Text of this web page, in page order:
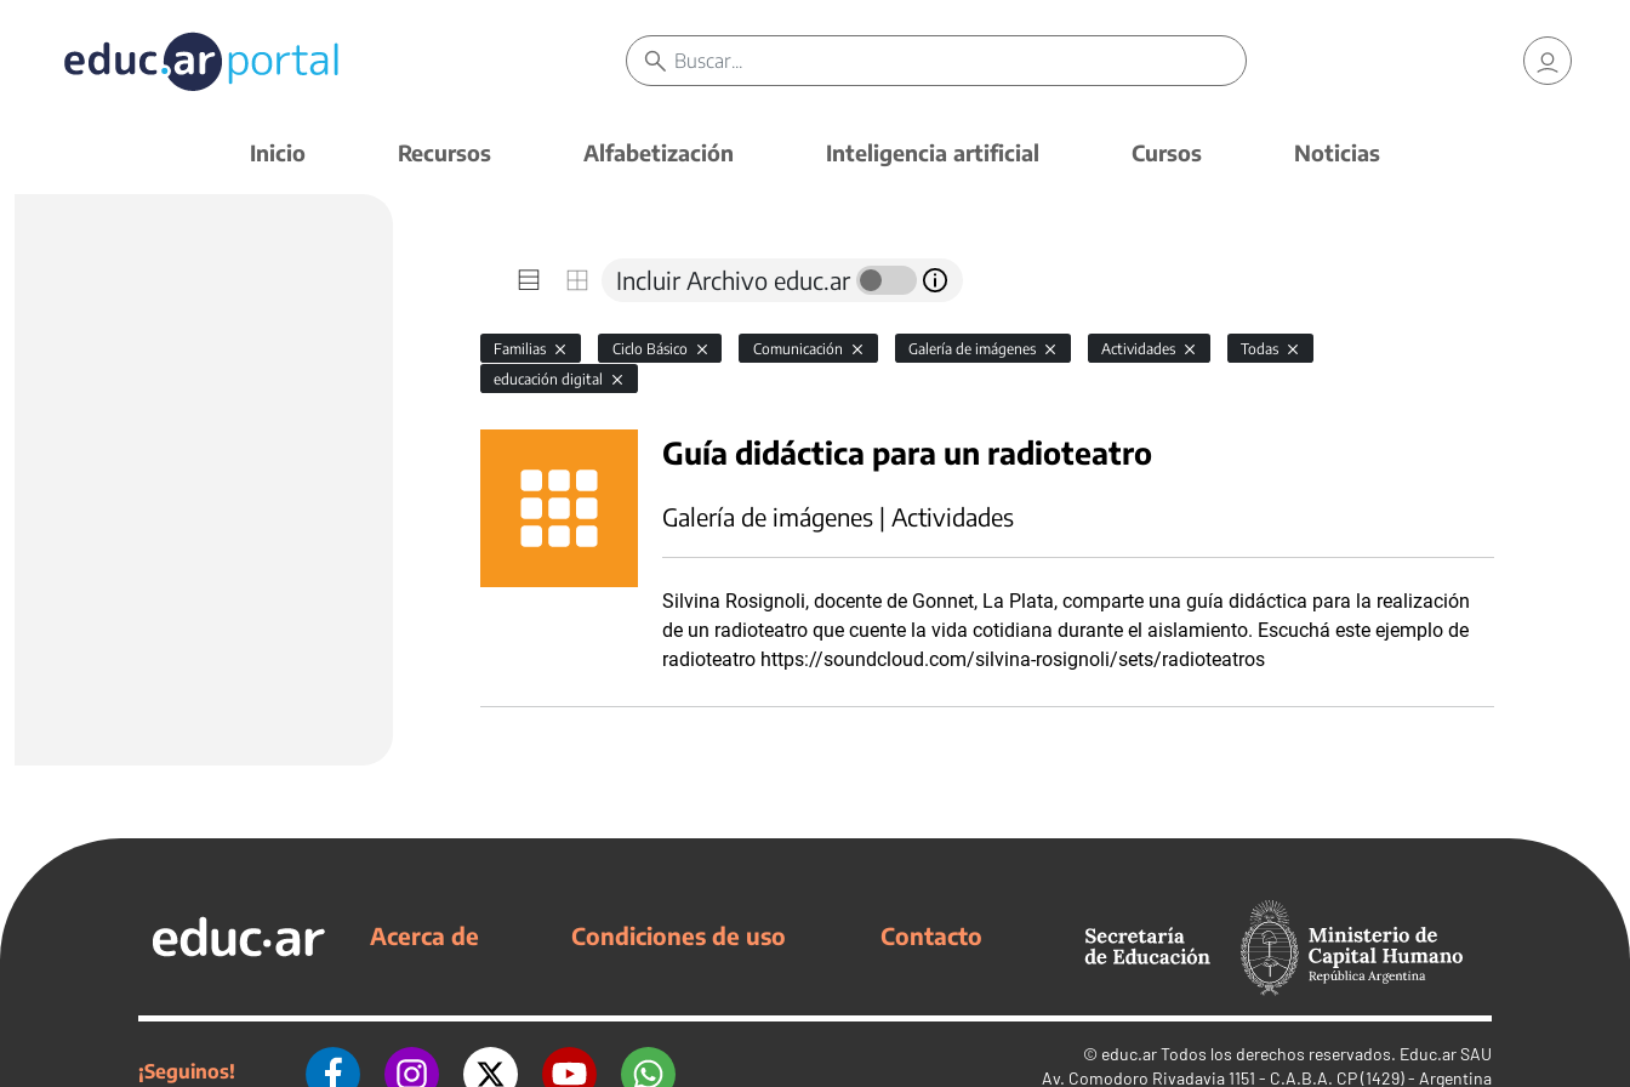
Inicio Recursos Alfabetización Inteligencia artificial Cursos Noticias
Incluir Archivo educ.ar
Familias Ciclo Básico Comunicación Galería de imágenes Actividades
Todas
educación digital
Guía didáctica para un radioteatro
Galería de imágenes | Actividades
Silvina Rosignoli, docente de Gonnet, La Plata, comparte una guía didáctica para la realización
de un radioteatro que cuente la vida cotidiana durante el aislamiento. Escuchá este ejemplo de
radioteatro https://soundcloud.com/silvina-rosignoli/sets/radioteatros
Acerca de Condiciones de uso Contacto
¡Seguinos!
© educ.arTodos los derechos reservados. Educ.ar SAU
Av. Comodoro Rivadavia 1151 - C.A.B.A. CP (1429) - Argentina